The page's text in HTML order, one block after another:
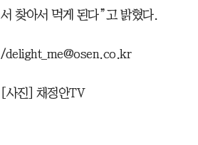
서 찾아서 먹게 된다”고 밝혔다.
/delight_me@osen.co.kr
[사진] 채정안TV